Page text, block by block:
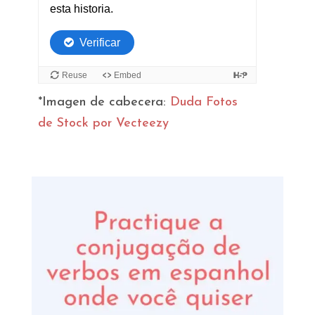
*Imagen de cabecera: Duda Fotos
de Stock por Vecteezy